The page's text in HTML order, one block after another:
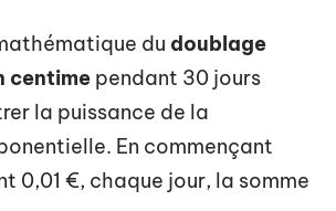
du doublage
centime pendant 30 jours
la puissance de la
En commençant
0,01 €, chaque jour, la somme